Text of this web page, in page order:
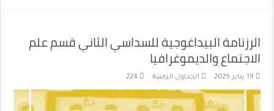
الرزنامة البيداغوجية للسداسي الثاني قسم علم
الاجتماع والديموغرافيا
19 يناير 2025 الجداول الزمنية 224